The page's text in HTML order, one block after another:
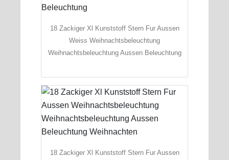
18 Zackiger Xl Kunststoff Stern Fur Aussen
Weiss Weihnachtsbeleuchtung
Weihnachtsbeleuchtung Aussen Beleuchtung
18 Zackiger Xl Kunststoff Stern Fur Aussen